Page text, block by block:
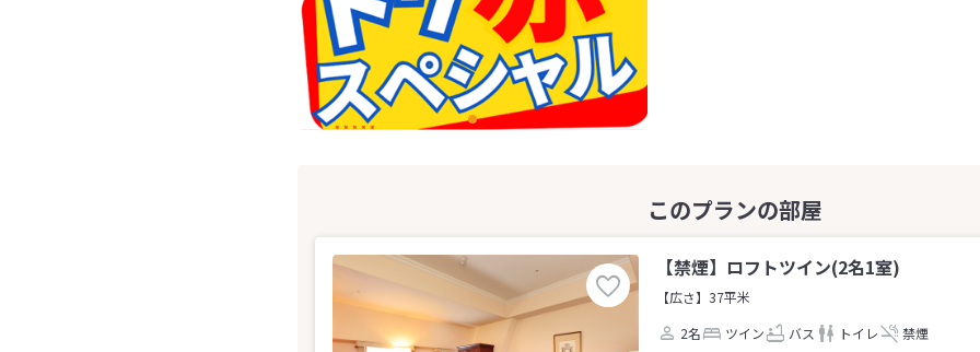
【禁煙】ロフトツイン(2名1室)
【広さ】37平米
2名
ツイン バス トイレ 禁煙